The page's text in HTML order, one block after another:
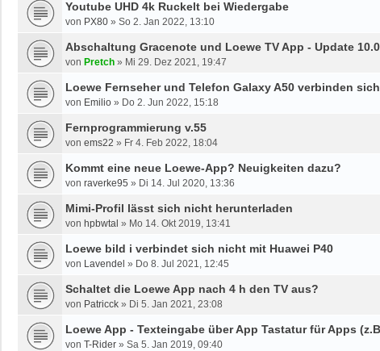
Youtube UHD 4k Ruckelt bei Wiedergabe
von PX80 » So 2. Jan 2022, 13:10
Abschaltung Gracenote und Loewe TV App - Update
von Pretch » Mi 29. Dez 2021, 19:47
Loewe Fernseher und Telefon Galaxy A50 verbinden
von Emilio » Do 2. Jun 2022, 15:18
Fernprogrammierung v.55
von ems22 » Fr 4. Feb 2022, 18:04
Kommt eine neue Loewe-App? Neuigkeiten dazu?
von raverke95 » Di 14. Jul 2020, 13:36
Mimi-Profil lässt sich nicht herunterladen
von hpbwtal » Mo 14. Okt 2019, 13:41
Loewe bild i verbindet sich nicht mit Huawei P40
von Lavendel » Do 8. Jul 2021, 12:45
Schaltet die Loewe App nach 4 h den TV aus?
von Patricck » Di 5. Jan 2021, 23:08
Loewe App - Texteingabe über App Tastatur für Apps
von T-Rider » Sa 5. Jan 2019, 09:40